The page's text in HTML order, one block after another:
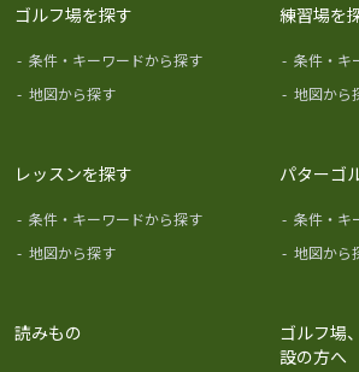
ゴルフ場を探す
- 条件・キーワードから探す
- 地図から探す
練習場を
- 条件・キ
- 地図から
レッスンを探す
- 条件・キーワードから探す
- 地図から探す
パターゴ
- 条件・キ
- 地図から
読みもの
ゴルフ場
設の方へ